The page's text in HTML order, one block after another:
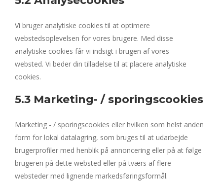
Vi bruger analytiske cookies til at optimere
webstedsoplevelsen for vores brugere. Med disse
analytiske cookies får vi indsigt i brugen af ​​vores
websted. Vi beder din tilladelse til at placere analytiske
cookies.
5.3 Marketing- / sporingscookies
Marketing - / sporingscookies eller hvilken som helst anden
form for lokal datalagring, som bruges til at udarbejde
brugerprofiler med henblik på annoncering eller på at følge
brugeren på dette websted eller på tværs af flere
websteder med lignende markedsføringsformål.